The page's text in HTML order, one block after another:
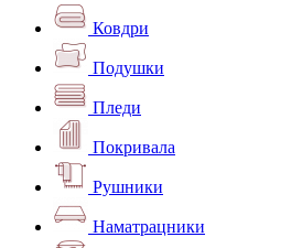
Ковдри
Подушки
Пледи
Покривала
Рушники
Наматрацники